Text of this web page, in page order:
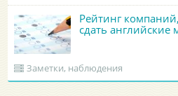
Рейтинг
сдать английские
Заметки, наблюдения